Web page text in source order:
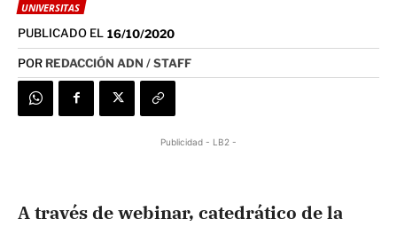
UNIVERSITAS
PUBLICADO EL 16/10/2020
POR REDACCIÓN ADN / STAFF
Publicidad - LB2 -
A través de webinar, catedrático de la